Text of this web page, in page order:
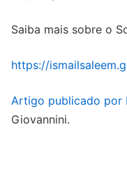
Saiba mais sobre o
https://
Artigo publicado por
Giovannini.